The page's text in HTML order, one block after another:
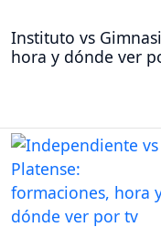
Instituto vs
hora y dónde ver